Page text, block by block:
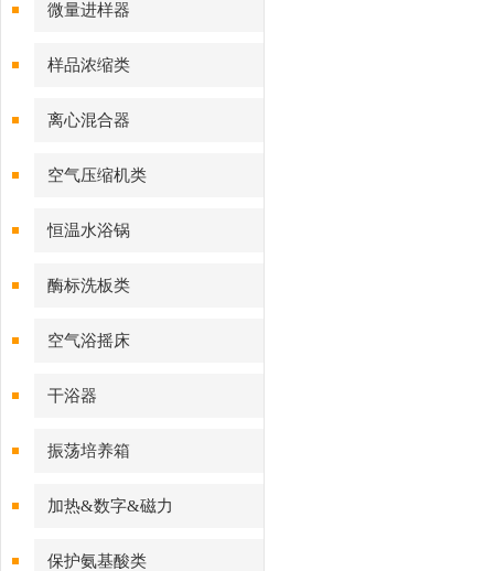
微量进样器
样品浓缩类
离心混合器
空气压缩机类
恒温水浴锅
酶标洗板类
空气浴摇床
干浴器
振荡培养箱
加热&数字&磁力
保护氨基酸类